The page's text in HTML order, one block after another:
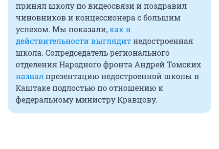
принял школу по видеосвязи и поздравил
чиновников и концессионера с большим
успехом. Мы показали,как в
действительности выглядитнедостроенная
школа. Сопредседатель регионального
отделения Народного фронта Андрей Томских
назвалпрезентацию недостроенной школы в
Каштаке подлостью по отношению к
федеральному министру Кравцову.